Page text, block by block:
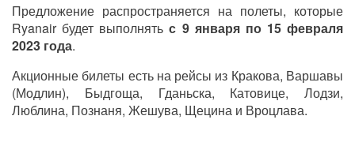
Предложение распространяется на полеты, которые
Ryanair будет выполнятьс 9 января по 15 февраля
2023 года.
Акционные билеты есть на рейсы из Кракова, Варшавы
(Модлин), Быдгоща, Гданьска, Катовице, Лодзи,
Люблина, Познаня, Жешува, Щецина и Вроцлава.